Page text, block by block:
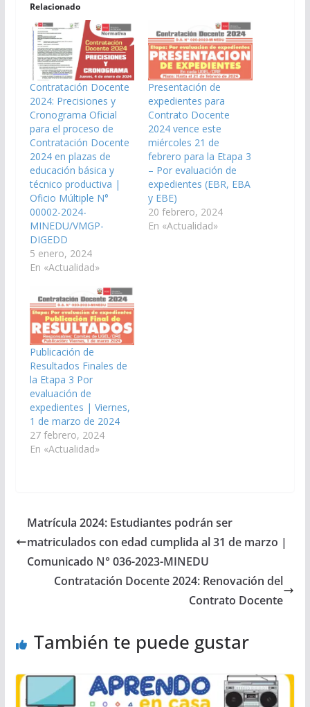
Relacionado
Contratación Docente
2024: Precisiones y
Cronograma Oficial
para el proceso de
Contratación Docente
2024 en plazas de
educación básica y
técnico productiva |
Oficio Múltiple N°
00002-2024-
MINEDU/VMGP-
DIGEDD
5 enero, 2024
En «Actualidad»
Presentación de
expedientes para
Contrato Docente
2024 vence este
miércoles 21 de
febrero para la Etapa 3
– Por evaluación de
expedientes (EBR, EBA
y EBE)
20 febrero, 2024
En «Actualidad»
Publicación de
Resultados Finales de
la Etapa 3 Por
evaluación de
expedientes | Viernes,
1 de marzo de 2024
27 febrero, 2024
En «Actualidad»
Matrícula 2024: Estudiantes podrán ser
matriculados con edad cumplida al 31 de marzo |
Comunicado N° 036-2023-MINEDU
Contratación Docente 2024: Renovación del
Contrato Docente
También te puede gustar